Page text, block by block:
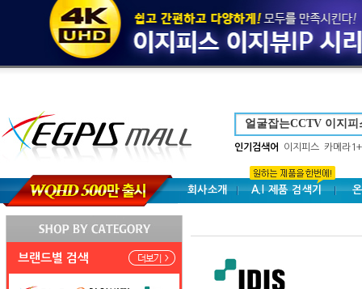
인기검색어 이지피스 카메라
회사소개 A.I 제품 검색기
브랜드별 검색